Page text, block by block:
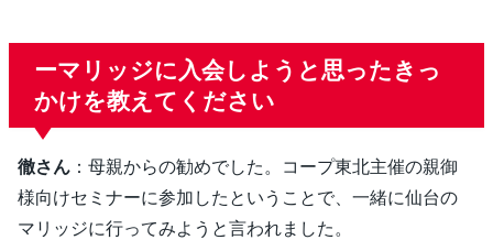
ーマリッジに入会しようと思ったきっ
かけを教えてください
徹さん ：母親からの勧めでした。コープ東北主催の親御
様向けセミナーに参加したということで、一緒に仙台の
マリッジに行ってみようと言われました。